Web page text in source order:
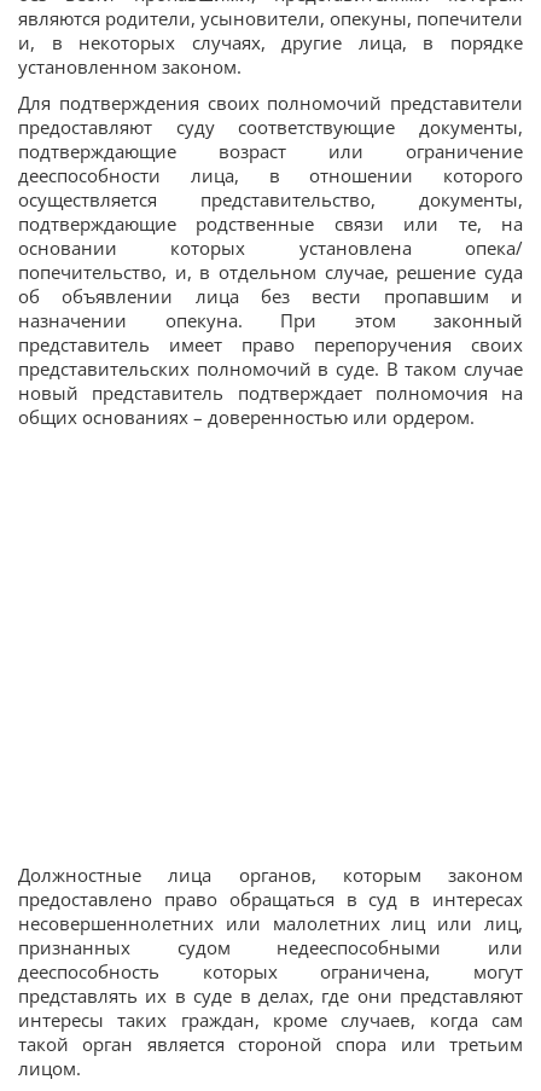
являются родители, усыновители, опекуны, попечители
и, в некоторых случаях, другие лица, в порядке
установленном законом.
Для подтверждения своих полномочий представители
предоставляют суду соответствующие документы,
подтверждающие возраст или ограничение
дееспособности лица, в отношении которого
осуществляется представительство, документы,
подтверждающие родственные связи или те, на
основании которых установлена опека/
попечительство, и, в отдельном случае, решение суда
об объявлении лица без вести пропавшим и
назначении опекуна. При этом законный
представитель имеет право перепоручения своих
представительских полномочий в суде. В таком случае
новый представитель подтверждает полномочия на
общих основаниях – доверенностью или ордером.
Должностные лица органов, которым законом
предоставлено право обращаться в суд в интересах
несовершеннолетних или малолетних лиц или лиц,
признанных судом недееспособными или
дееспособность которых ограничена, могут
представлять их в суде в делах, где они представляют
интересы таких граждан, кроме случаев, когда сам
такой орган является стороной спора или третьим
лицом.